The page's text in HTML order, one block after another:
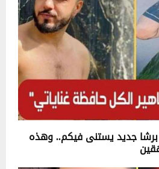
برشا جديد يستنى فيكم.. وهذه